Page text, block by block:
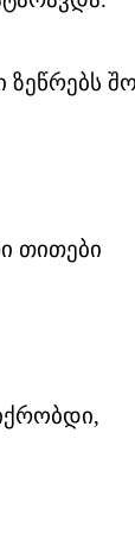
ზეწრებს
თითები